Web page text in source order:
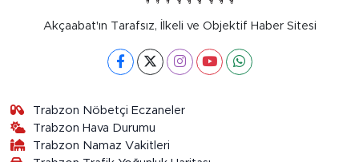
Akçaabat'ın Tarafsız, İlkeli ve Objektif Haber Sitesi
Trabzon Nöbetçi Eczaneler
Trabzon Hava Durumu
Trabzon Namaz Vakitleri